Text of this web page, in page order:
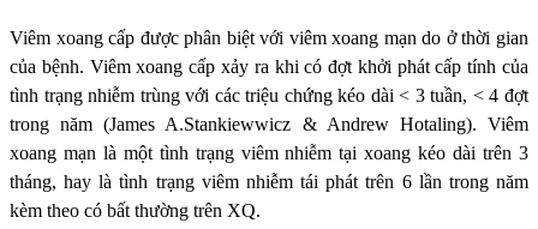
Viêm xoang cấp được phân biệt với viêm xoang mạn do ở thời gian
của bệnh. Viêm xoang cấp xảy ra khi có đợt khởi phát cấp tính của
tình trạng nhiễm trùng với các triệu chứng kéo dài < 3 tuần, < 4 đợt
trong năm (James A.Stankiewwicz & Andrew Hotaling). Viêm
xoang mạn là một tình trạng viêm nhiễm tại xoang kéo dài trên 3
tháng, hay là tình trạng viêm nhiễm tái phát trên 6 lần trong năm
kèm theo có bất thường trên XQ.